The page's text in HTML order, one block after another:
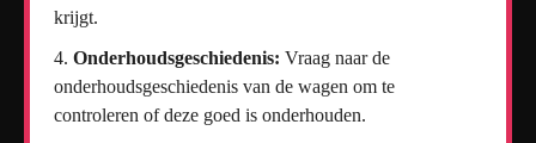
krijgt.
Onderhoudsgeschiedenis: Vraag naar de
onderhoudsgeschiedenis van de wagen om te
controleren of deze goed is onderhouden.